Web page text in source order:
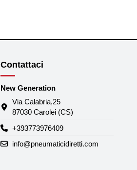
Contattaci
New Generation
Via Calabria,25
87030 Carolei (CS)
+393773976409
info@pneumaticidiretti.com